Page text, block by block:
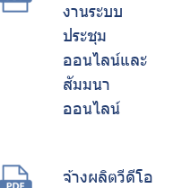
งานระบบ
ประชุม
ออนไลน์และ
สัมมนา
ออนไลน์
จ้างผลิตวีดีโอ